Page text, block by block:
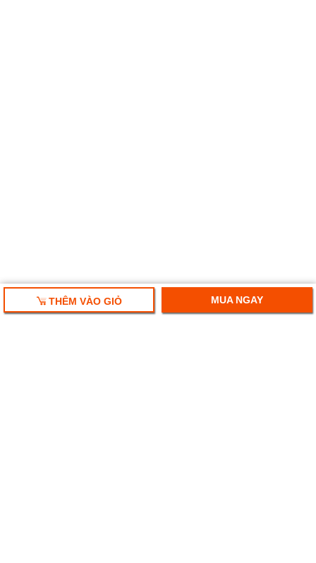
THÊM VÀO GIỎ MUA NGAY